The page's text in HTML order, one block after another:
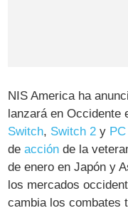
NIS America ha
lanzará en Occidente
Switch, Switch 2 y PC
deacción de la
de enero en Japón y
los mercados
cambia los combates